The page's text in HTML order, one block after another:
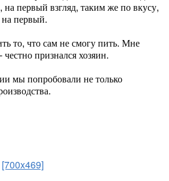
на первый взгляд, таким же по вкусу,
на первый.
то, что сам не смогу пить. Мне
признался хозяин.
мы попробовали не только
[700x469]